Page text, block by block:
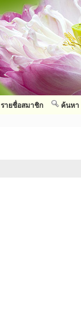
ค้นหา
รายชื่อสมาชิก